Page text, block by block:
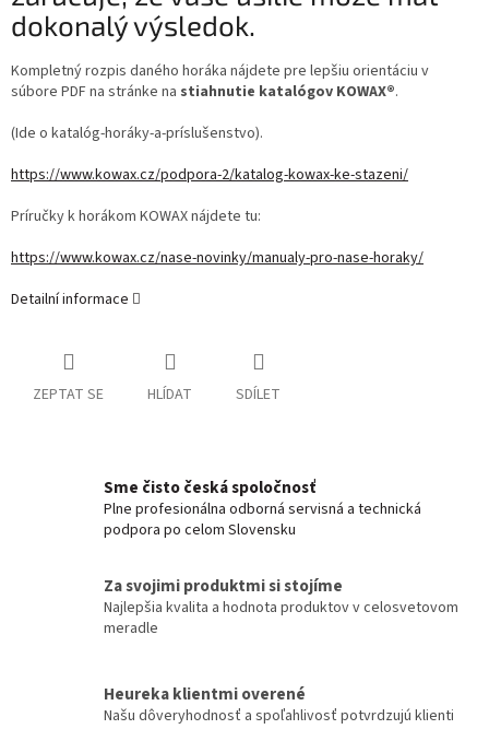
dokonalý výsledok.
Kompletný rozpis daného horáka nájdete pre lepšiu orientáciu v
súbore PDF na stránke na stiahnutie katalógov KOWAX®.
(Ide o katalóg-horáky-a-príslušenstvo).
https://www.kowax.cz/podpora-2/katalog-kowax-ke-stazeni/
Príručky k horákom KOWAX nájdete tu:
https://www.kowax.cz/nase-novinky/manualy-pro-nase-horaky/
Detailní informace
ZEPTAT SE HLÍDAT SDÍLET
Sme čisto česká spoločnosť
Plne profesionálna odborná servisná a technická
podpora po celom Slovensku
Za svojimi produktmi si stojíme
Najlepšia kvalita a hodnota produktov v celosvetovom
meradle
Heureka klientmi overené
Našu dôveryhodnosť a spoľahlivosť potvrdzujú klienti